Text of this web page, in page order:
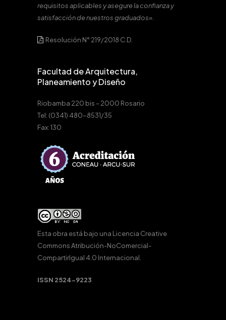
requisitos aplicables y asegure la confianza y
satisfacción de nuestros graduados».
Resolución N° 219/2018 C.D.
Facultad de Arquitectura,
Planeamiento y Diseño
Riobamba 220 bis – 2000 Rosario
Tel: (0341) 480-8531/35
Fax: 130
Esta obra está bajo una Licencia Creative
Commons Atribución-NoComercial-
CompartirIgual 4.0 Internacional.
ISSN 2524-9223